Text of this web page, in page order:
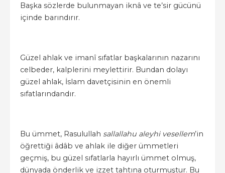
Başka sözlerde bulunmayan iknâ ve te’sir gücünü
içinde barındırır.
Güzel ahlak ve imanî sıfatlar başkalarının nazarını
celbeder, kalplerini meylettirir. Bundan dolayı
güzel ahlak, İslam davetçisinin en önemli
sıfatlarındandır.
Bu ümmet, Rasulullah sallallahu aleyhi vesellem’in
öğrettiği âdâb ve ahlak ile diğer ümmetleri
geçmiş, bu güzel sıfatlarla hayırlı ümmet olmuş,
dünyada önderlik ve izzet tahtına oturmuştur. Bu